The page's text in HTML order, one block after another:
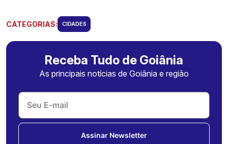
CATEGORIAS: CIDADES
Receba Tudo de Goiânia
As principais notícias de Goiânia e região
Assinar Newsletter